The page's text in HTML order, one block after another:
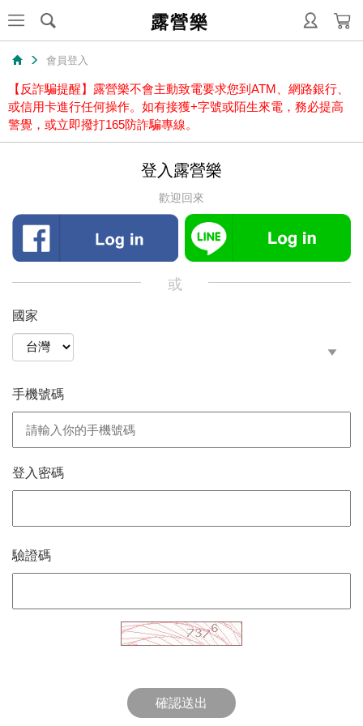
露營樂
會員登入
【反詐騙提醒】露營樂不會主動致電要求您到ATM、網路銀行、
或信用卡進行任何操作。如有接獲+字號或陌生來電，務必提高
警覺，或立即撥打165防詐騙專線。
登入露營樂
歡迎回來
或
國家
手機號碼
登入密碼
驗證碼
確認送出